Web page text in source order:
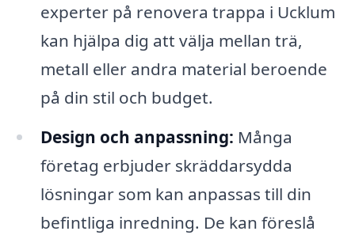
experter på renovera trappa i Ucklum
kan hjälpa dig att välja mellan trä,
metall eller andra material beroende
på din stil och budget.
Design och anpassning: Många
företag erbjuder skräddarsydda
lösningar som kan anpassas till din
befintliga inredning. De kan föreslå